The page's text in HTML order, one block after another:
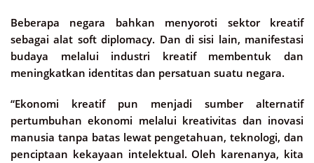
Beberapa negara bahkan menyoroti sektor kreatif
sebagai alat soft diplomacy. Dan di sisi lain, manifestasi
budaya melalui industri kreatif membentuk dan
meningkatkan identitas dan persatuan suatu negara.
“Ekonomi kreatif pun menjadi sumber alternatif
pertumbuhan ekonomi melalui kreativitas dan inovasi
manusia tanpa batas lewat pengetahuan, teknologi, dan
penciptaan kekayaan intelektual. Oleh karenanya, kita